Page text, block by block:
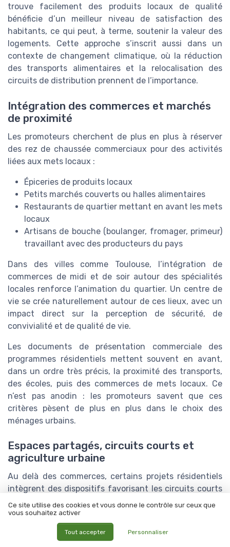
trouve facilement des produits locaux de qualité
bénéficie d’un meilleur niveau de satisfaction des
habitants, ce qui peut, à terme, soutenir la valeur des
logements. Cette approche s’inscrit aussi dans un
contexte de changement climatique, où la réduction
des transports alimentaires et la relocalisation des
circuits de distribution prennent de l’importance.
Intégration des commerces et marchés
de proximité
Les promoteurs cherchent de plus en plus à réserver
des rez de chaussée commerciaux pour des activités
liées aux mets locaux :
Épiceries de produits locaux
Petits marchés couverts ou halles alimentaires
Restaurants de quartier mettant en avant les mets
locaux
Artisans de bouche (boulanger, fromager, primeur)
travaillant avec des producteurs du pays
Dans des villes comme Toulouse, l’intégration de
commerces de midi et de soir autour des spécialités
locales renforce l’animation du quartier. Un centre de
vie se crée naturellement autour de ces lieux, avec un
impact direct sur la perception de sécurité, de
convivialité et de qualité de vie.
Les documents de présentation commerciale des
programmes résidentiels mettent souvent en avant,
dans un ordre très précis, la proximité des transports,
des écoles, puis des commerces de mets locaux. Ce
n’est pas anodin : les promoteurs savent que ces
critères pèsent de plus en plus dans le choix des
ménages urbains.
Espaces partagés, circuits courts et
agriculture urbaine
Au delà des commerces, certains projets résidentiels
intègrent des dispositifs favorisant les circuits courts
et la consommation de mets locaux au quotidien. On
observe notamment :
Des jardins partagés ou potagers en pied
Ce site utilise des cookies et vous donne le contrôle sur ceux que
vous souhaitez activer
Tout accepter Personnaliser